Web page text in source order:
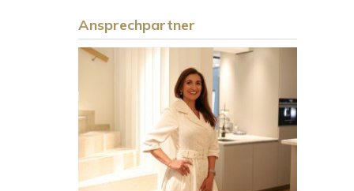
Ansprechpartner